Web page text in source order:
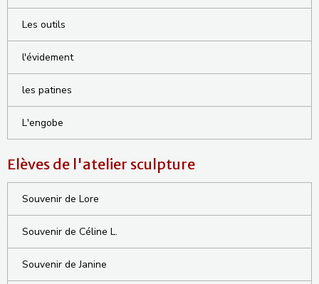
Les outils
l'évidement
les patines
L'engobe
Elèves de l'atelier sculpture
Souvenir de Lore
Souvenir de Céline L.
Souvenir de Janine